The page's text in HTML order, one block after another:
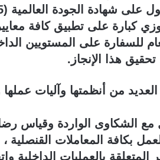
كبارة على تطبيق كافة
للسفارة على المستويين
هذا الإنجاز.
من أنظمتها وآليات
مع الشكاوى الواردة وقياس
بكافة المعاملات القنصلية ،
بالعمليات الداخلية